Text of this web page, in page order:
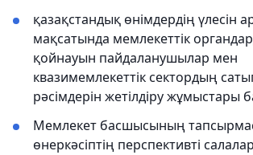
қазақстандық өнімдердің үлесін
мақсатында мемлекеттік
қойнауын пайдаланушылар мен
квазимемлекеттік сектордың
рәсімдерін жетілдіру жұмыстары
Мемлекет басшысының
өнеркәсіптің перспективті